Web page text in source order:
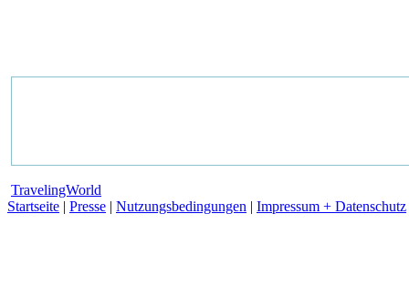
TravelingWorld
Startseite | Presse | Nutzungsbedingungen | Impressum + Datenschutz